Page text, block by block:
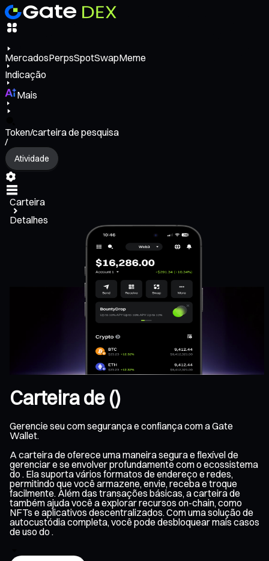
MercadosPerpsSpotSwapMeme
Indicação
Mais
Token/carteira de pesquisa
/
Atividade
Carteira
Detalhes
Carteira de ()
Gerencie seu com segurança e confiança com a Gate
Wallet.
A carteira de oferece uma maneira segura e flexível de
gerenciar e se envolver profundamente com o ecossistema
do . Ela suporta vários formatos de endereço e redes,
permitindo que você armazene, envie, receba e troque
facilmente. Além das transações básicas, a carteira de
também ajuda você a explorar recursos on-chain, como
NFTs e aplicativos descentralizados. Com uma solução de
autocustódia completa, você pode desbloquear mais casos
de uso do .